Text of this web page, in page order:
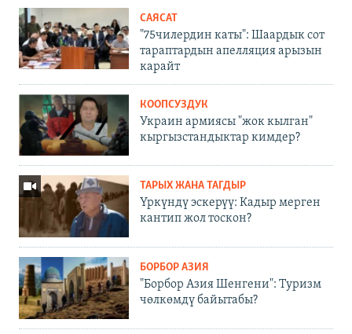
САЯСАТ
"75чилердин каты": Шаардык сот
тараптардын апелляция арызын
карайт
КООПСУЗДУК
Украин армиясы "жок кылган"
кыргызстандыктар кимдер?
ТАРЫХ ЖАНА ТАГДЫР
Үркүндү эскерүү: Кадыр мерген
кантип жол тоскон?
БОРБОР АЗИЯ
"Борбор Азия Шенгени": Туризм
чөлкөмдү байытабы?